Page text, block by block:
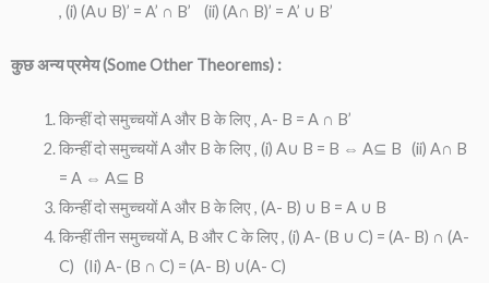
, (i) (A∪ B)’ = A’ ∩ B’ (ii) (A∩ B)’ = A’ ∪ B’
कुछ अन्य प्रमेय (Some Other Theorems) :
किन्हीं दो समुच्चयों A और B के लिए , A- B = A ∩ B’
किन्हीं दो समुच्चयों A और B के लिए , (i) A∪ B = B ⇔ A⊆ B (ii) A∩ B
= A ⇔ A⊆ B
किन्हीं दो समुच्चयों A और B के लिए , (A- B) ∪ B = A ∪ B
किन्हीं तीन समुच्चयों A, B और C के लिए , (i) A- (B ∪ C) = (A- B) ∩ (A-
C) (Ii) A- (B ∩ C) = (A- B) ∪(A- C)